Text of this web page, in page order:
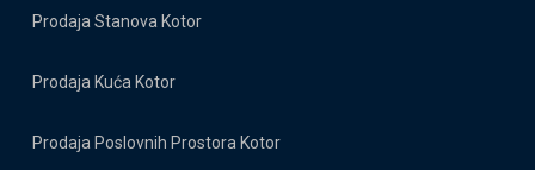
Prodaja Stanova Kotor
Prodaja Kuća Kotor
Prodaja Poslovnih Prostora Kotor